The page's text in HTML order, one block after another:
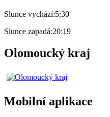
Slunce vychází:5:30
Slunce zapadá:20:19
Olomoucký kraj
Mobilní aplikace